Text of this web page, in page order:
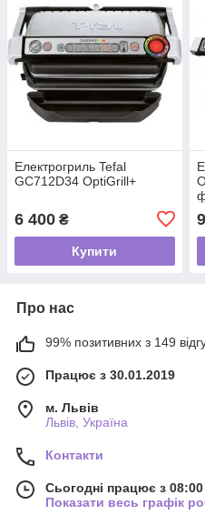
Електрогриль Tefal
GC712D34 OptiGrill+
6 400 ₴
Купити
Про нас
99% позитивних з 149
Працює з 30.01.2019
м. Львів
Львів, Україна
Контакти
Сьогодні працює з
Показати весь графік